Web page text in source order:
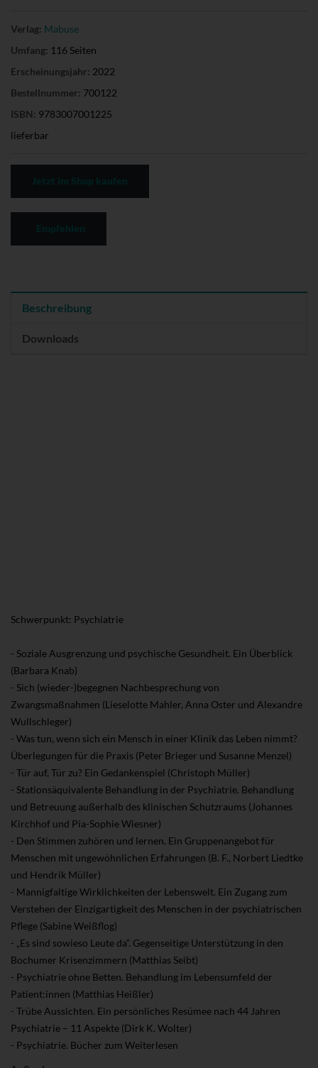
Verlag: Mabuse
Umfang: 116 Seiten
Erscheinungsjahr: 2022
Bestellnummer: 700122
ISBN: 9783007001225
lieferbar
Beschreibung
Downloads
Schwerpunkt: Psychiatrie
- Soziale Ausgrenzung und psychische Gesundheit. Ein Überblick
(Barbara Knab)
- Sich (wieder-)begegnen Nachbesprechung von
Zwangsmaßnahmen (Lieselotte Mahler, Anna Oster und Alexandre
Wullschleger)
- Was tun, wenn sich ein Mensch in einer Klinik das Leben nimmt?
Überlegungen für die Praxis (Peter Brieger und Susanne Menzel)
- Tür auf, Tür zu? Ein Gedankenspiel (Christoph Müller)
- Stationsäquivalente Behandlung in der Psychiatrie. Behandlung
und Betreuung außerhalb des klinischen Schutzraums (Johannes
Kirchhof und Pia-Sophie Wiesner)
- Den Stimmen zuhören und lernen. Ein Gruppenangebot für
Menschen mit ungewöhnlichen Erfahrungen (B. F., Norbert Liedtke
und Hendrik Müller)
- Mannigfaltige Wirklichkeiten der Lebenswelt. Ein Zugang zum
Verstehen der Einzigartigkeit des Menschen in der psychiatrischen
Pflege (Sabine Weißflog)
- „Es sind sowieso Leute da“. Gegenseitige Unterstützung in den
Bochumer Krisenzimmern (Matthias Seibt)
- Psychiatrie ohne Betten. Behandlung im Lebensumfeld der
Patient:innen (Matthias Heißler)
- Trübe Aussichten. Ein persönliches Resümee nach 44 Jahren
Psychiatrie – 11 Aspekte (Dirk K. Wolter)
- Psychiatrie. Bücher zum Weiterlesen